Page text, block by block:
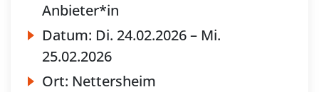
Anbieter*in
Datum: Di. 24.02.2026 – Mi.
25.02.2026
Ort: Nettersheim